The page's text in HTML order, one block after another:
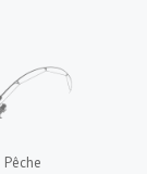
Pêche